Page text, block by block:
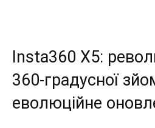
Insta360 X5:
360-градусної
еволюційне